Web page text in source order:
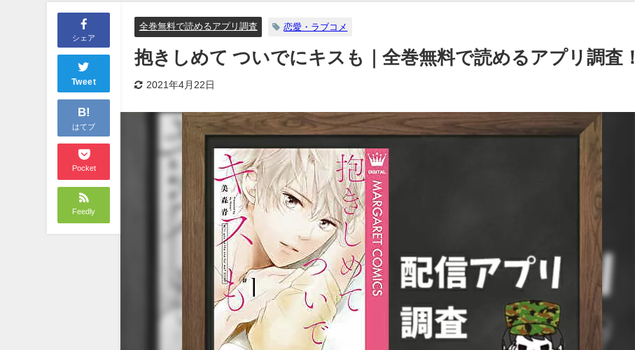
シェア
Tweet
B!
はてブ
Pocket
Feedly
全巻無料で読めるアプリ調査 恋愛・ラブコメ
抱きしめて ついでにキスも｜全巻無料で読めるアプリ調査！
2021年4月22日